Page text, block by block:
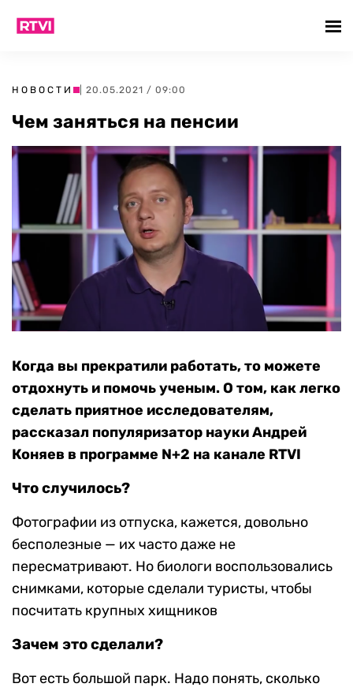
НОВОСТИ | 20.05.2021 / 09:00
Чем заняться на пенсии
Когда вы прекратили работать, то можете
отдохнуть и помочь ученым. О том, как легко
сделать приятное исследователям,
рассказал популяризатор науки Андрей
Коняев в программе N+2 на канале RTVI
Что случилось?
Фотографии из отпуска, кажется, довольно
бесполезные — их часто даже не
пересматривают. Но биологи воспользовались
снимками, которые сделали туристы, чтобы
посчитать крупных хищников
Зачем это сделали?
Вот есть большой парк. Надо понять, сколько